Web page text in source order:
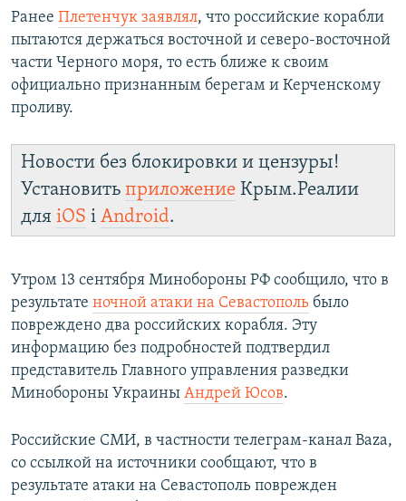
Ранее Плетенчук заявлял, что российские корабли
пытаются держаться восточной и северо-восточной
части Черного моря, то есть ближе к своим
официально признанным берегам и Керченскому
проливу.
Новости без блокировки и цензуры!
Установить приложение Крым.Реалии
для iOS і Android.
Утром 13 сентября Минобороны РФ сообщило, что в
результате ночной атаки на Севастополь было
повреждено два российских корабля. Эту
информацию без подробностей подтвердил
представитель Главного управления разведки
Минобороны Украины Андрей Юсов.
Российские СМИ, в частности телеграм-канал Baza,
со ссылкой на источники сообщают, что в
результате атаки на Севастополь поврежден